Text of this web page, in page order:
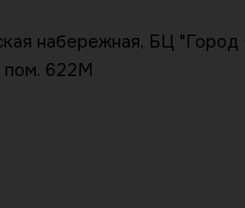
набережная, БЦ
пом. 622М